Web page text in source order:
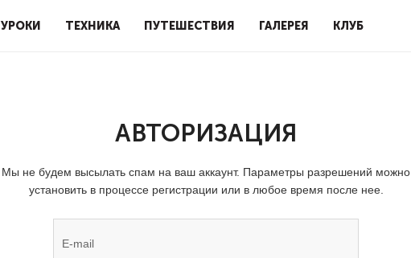
УРОКИ ТЕХНИКА ПУТЕШЕСТВИЯ ГАЛЕРЕЯ КЛУБ
АВТОРИЗАЦИЯ
Мы не будем высылать спам на ваш аккаунт. Параметры разрешений можно
установить в процессе регистрации или в любое время после нее.